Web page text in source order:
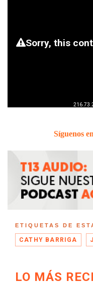
Síguenos en
ETIQUETAS DE
CATHY BARRIGA
LO MÁS